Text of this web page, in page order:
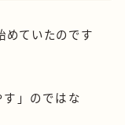
めていたのです
」のではな